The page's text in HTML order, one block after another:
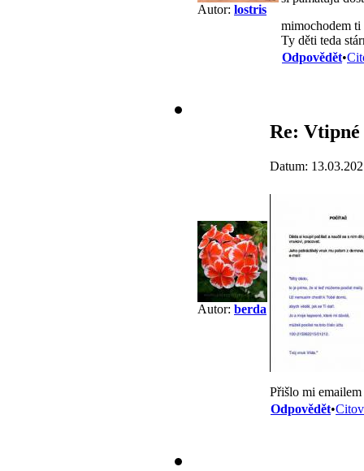
Autor: lostris
mimochodem
Ty děti teda
Odpovědět•
Autor: berda
Re:
Datum:
Přišlo mi emailem
Odpovědět•